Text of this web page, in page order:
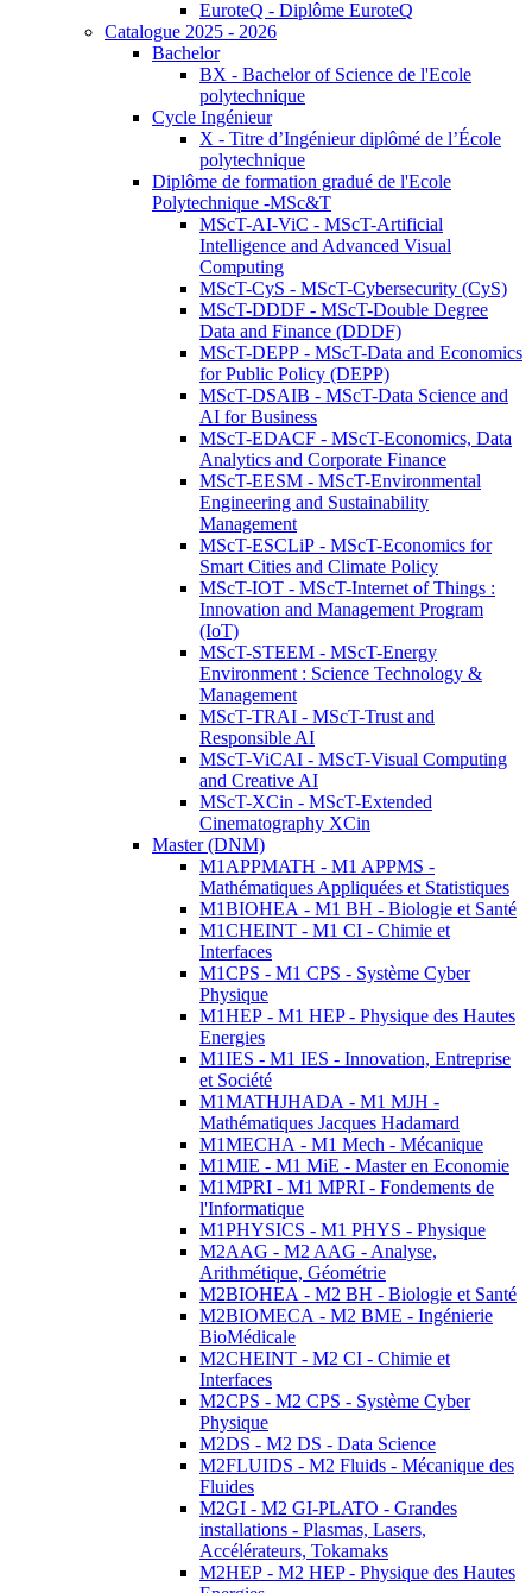
EuroteQ - Diplôme EuroteQ
Catalogue 2025 - 2026
Bachelor
BX - Bachelor of Science de l'Ecole
polytechnique
Cycle Ingénieur
X - Titre d’Ingénieur diplômé de l’École
polytechnique
Diplôme de formation gradué de l'Ecole
Polytechnique -MSc&T
MScT-AI-ViC - MScT-Artificial
Intelligence and Advanced Visual
Computing
MScT-CyS - MScT-Cybersecurity (CyS)
MScT-DDDF - MScT-Double Degree
Data and Finance (DDDF)
MScT-DEPP - MScT-Data and Economics
for Public Policy (DEPP)
MScT-DSAIB - MScT-Data Science and
AI for Business
MScT-EDACF - MScT-Economics, Data
Analytics and Corporate Finance
MScT-EESM - MScT-Environmental
Engineering and Sustainability
Management
MScT-ESCLiP - MScT-Economics for
Smart Cities and Climate Policy
MScT-IOT - MScT-Internet of Things :
Innovation and Management Program
(IoT)
MScT-STEEM - MScT-Energy
Environment : Science Technology &
Management
MScT-TRAI - MScT-Trust and
Responsible AI
MScT-ViCAI - MScT-Visual Computing
and Creative AI
MScT-XCin - MScT-Extended
Cinematography XCin
Master (DNM)
M1APPMATH - M1 APPMS -
Mathématiques Appliquées et Statistiques
M1BIOHEA - M1 BH - Biologie et Santé
M1CHEINT - M1 CI - Chimie et
Interfaces
M1CPS - M1 CPS - Système Cyber
Physique
M1HEP - M1 HEP - Physique des Hautes
Energies
M1IES - M1 IES - Innovation, Entreprise
et Société
M1MATHJHADA - M1 MJH -
Mathématiques Jacques Hadamard
M1MECHA - M1 Mech - Mécanique
M1MIE - M1 MiE - Master en Economie
M1MPRI - M1 MPRI - Fondements de
l'Informatique
M1PHYSICS - M1 PHYS - Physique
M2AAG - M2 AAG - Analyse,
Arithmétique, Géométrie
M2BIOHEA - M2 BH - Biologie et Santé
M2BIOMECA - M2 BME - Ingénierie
BioMédicale
M2CHEINT - M2 CI - Chimie et
Interfaces
M2CPS - M2 CPS - Système Cyber
Physique
M2DS - M2 DS - Data Science
M2FLUIDS - M2 Fluids - Mécanique des
Fluides
M2GI - M2 GI-PLATO - Grandes
installations - Plasmas, Lasers,
Accélérateurs, Tokamaks
M2HEP - M2 HEP - Physique des Hautes